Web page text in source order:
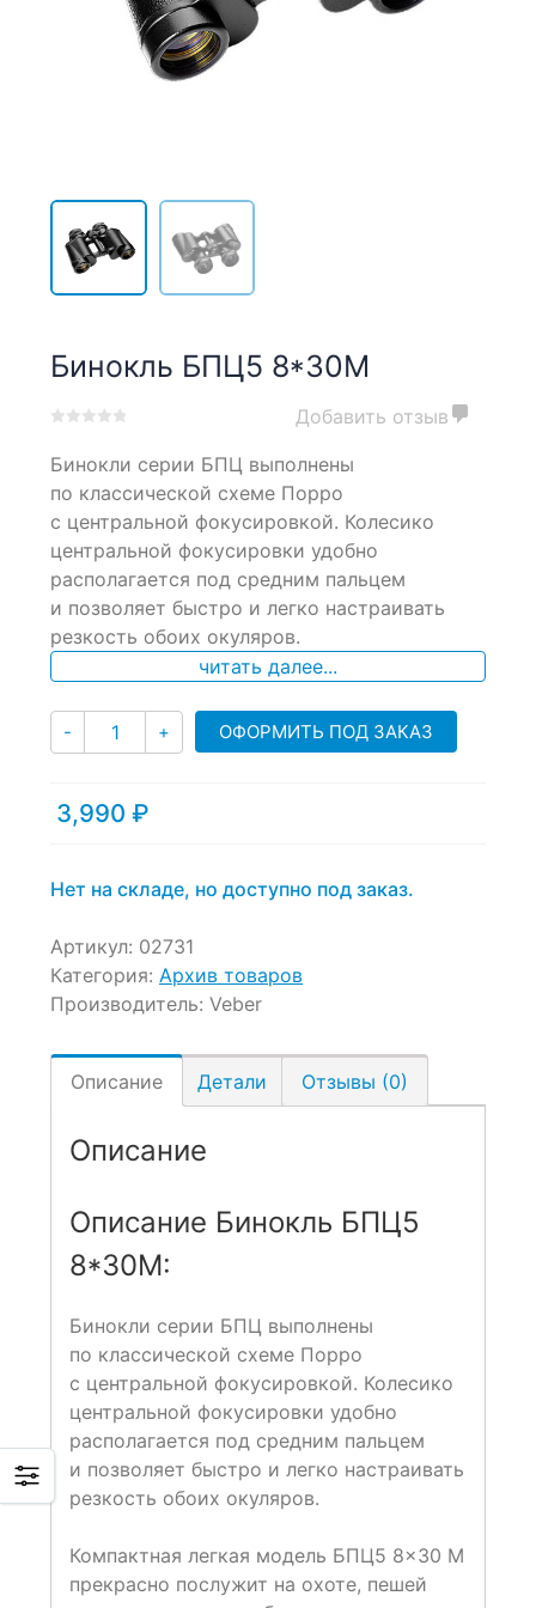
Бинокль БПЦ5 8*30М
out
on
customer
ratings
Добавить отзыв
Бинокли серии БПЦ выполнены
по классической схеме Порро
с центральной фокусировкой. Колесико
центральной фокусировки удобно
располагается под средним пальцем
и позволяет быстро и легко настраивать
резкость обоих окуляров.
читать далее...
- Количество
+ ОФОРМИТЬ ПОД ЗАКАЗ
3,990 ₽
Нет на складе, но доступно под заказ.
Артикул: 02731
Категория: Архив товаров
Производитель: Veber
Описание Детали Отзывы (0)
Описание
Описание Бинокль БПЦ5
8*30М:
Бинокли серии БПЦ выполнены
по классической схеме Порро
с центральной фокусировкой. Колесико
центральной фокусировки удобно
располагается под средним пальцем
и позволяет быстро и легко настраивать
резкость обоих окуляров.
Компактная легкая модель БПЦ5 8×30 М
прекрасно послужит на охоте, пешей